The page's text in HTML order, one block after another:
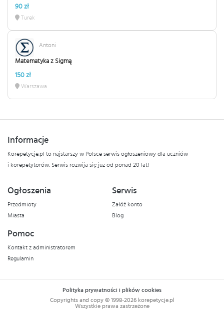
90 zł
Turek
Antoni
Matematyka z Sigmą
150 zł
Warszawa
Informacje
Korepetycje.pl to najstarszy w Polsce serwis ogłoszeniowy dla uczniów
i korepetytorów. Serwis rozwija się już od ponad 20 lat!
Ogłoszenia
Przedmioty
Miasta
Serwis
Załóż konto
Blog
Pomoc
Kontakt z administratorem
Regulamin
Polityka prywatności i plików cookies
Copyrights and copy © 1998-2026 korepetycje.pl
Wszystkie prawa zastrzeżone